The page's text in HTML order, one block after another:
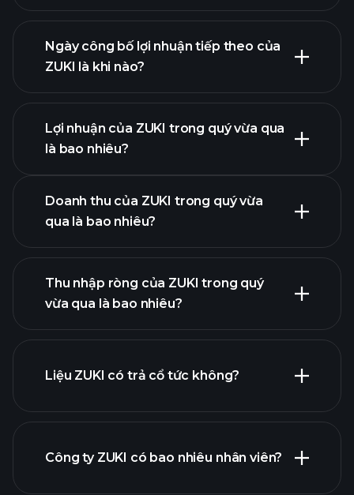
tài chính của
ZUKI
Ngày công bố lợi nhuận tiếp theo của
ZUKI là khi nào?
Lịch công bố lợi nhuận
Lợi nhuận của ZUKI trong quý vừa qua
là bao nhiêu?
nhuận của ZUKI
Doanh thu của ZUKI trong quý vừa
qua là bao nhiêu?
Thu nhập ròng của ZUKI trong quý
vừa qua là bao nhiêu?
báo cáo tài chính
Liệu ZUKI có trả cổ tức không?
cổ phiếu trả cổ tức cao
Công ty ZUKI có bao nhiêu nhân viên?